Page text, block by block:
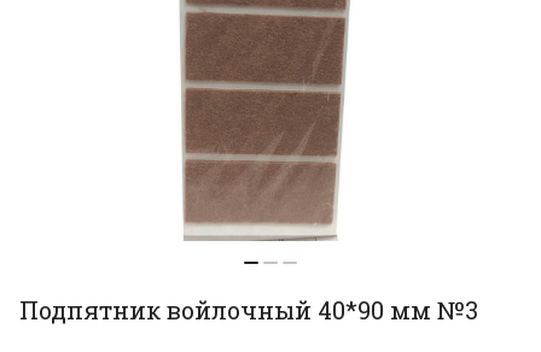
Подпятник войлочный 40*90 мм №3